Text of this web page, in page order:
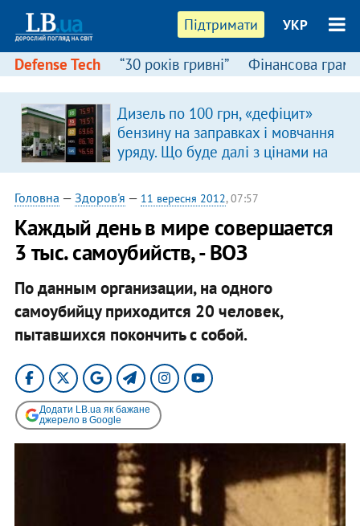
Підтримати УКР
Defense Tech “30 років гривні” Фінансова
Дизель по 100 грн, «дефіцит»
бензину на заправках і мовчання
уряду. Що буде далі з цінами на
пальне?
Головна — Здоров'я — 11 вересня 2012, 07:57
Каждый день в мире совершается
3 тыс. самоубийств, - ВОЗ
По данным организации, на одного
самоубийцу приходится 20 человек,
пытавшихся покончить с собой.
Додати LB.ua як бажане
джерело в Google